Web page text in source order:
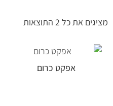
מציגים את כל ⁦2⁩ התוצאות
אפקט כרום